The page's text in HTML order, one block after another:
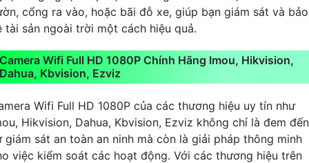
cổng ra vào, hoặc bãi đỗ xe, giúp bạn giám sát và bảo
tài sản ngoài trời một cách hiệu quả.
Camera Wifi Full HD 1080P Chính Hãng Imou, Hikvision,
Dahua, Kbvision, Ezviz
Wifi Full HD 1080P của các thương hiệu uy tín như
Hikvision, Dahua, Kbvision, Ezviz không chỉ là đem đến
giám sát an toàn an ninh mà còn là giải pháp thông minh
việc kiểm soát các hoạt động. Với các thương hiệu trên